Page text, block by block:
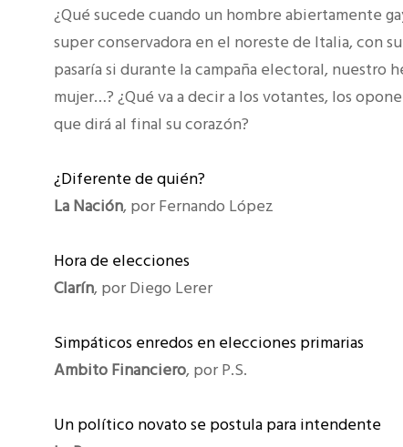
¿Qué sucede cuando un hombre abiertamente
super conservadora en el noreste de Italia, con
pasaría si durante la campaña electoral, nuestro
mujer…? ¿Qué va a decir a los votantes, los
que dirá al final su corazón?
¿Diferente de quién?
La Nación, por Fernando López
Hora de elecciones
Clarín, por Diego Lerer
Simpáticos enredos en elecciones primarias
Ambito Financiero, por P.S.
Un político novato se postula para intendente